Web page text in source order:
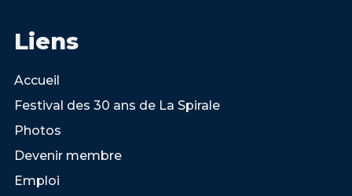
Liens
Accueil
Festival des 30 ans de La Spirale
Photos
Devenir membre
Emploi